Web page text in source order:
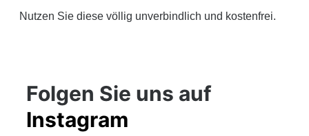
Nutzen Sie diese völlig unverbindlich und kostenfrei.
Folgen Sie uns auf
Instagram